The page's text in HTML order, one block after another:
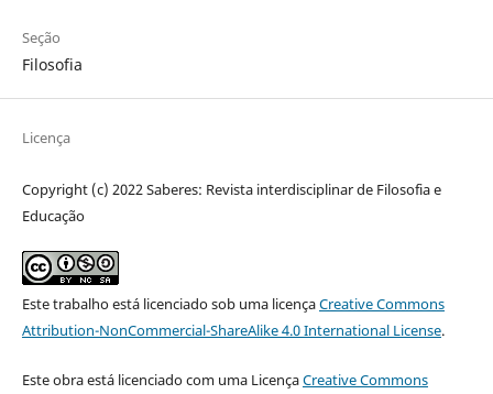
Seção
Filosofia
Licença
Copyright (c) 2022 Saberes: Revista interdisciplinar de Filosofia e
Educação
Este trabalho está licenciado sob uma licençaCreative Commons
Attribution-NonCommercial-ShareAlike 4.0 International License.
Este obra está licenciado com uma LicençaCreative Commons